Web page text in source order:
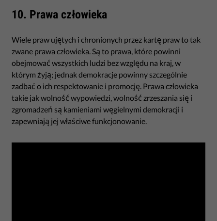
10. Prawa człowieka
Wiele praw ujętych i chronionych przez kartę praw to tak
zwane prawa człowieka. Są to prawa, które powinni
obejmować wszystkich ludzi bez względu na kraj, w
którym żyją; jednak demokracje powinny szczególnie
zadbać o ich respektowanie i promocję. Prawa człowieka
takie jak wolność wypowiedzi, wolność zrzeszania się i
zgromadzeń są kamieniami węgielnymi demokracji i
zapewniają jej właściwe funkcjonowanie.